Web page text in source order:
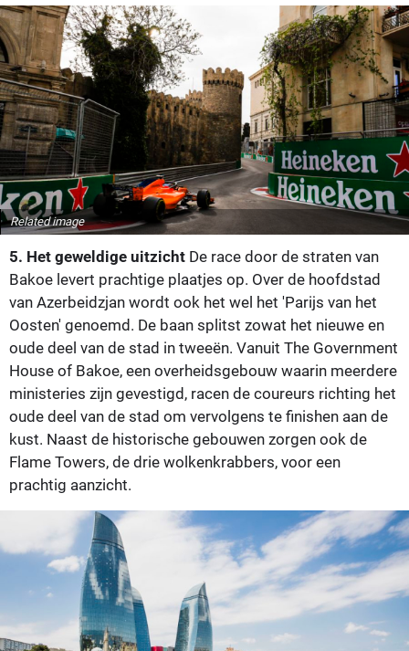
Related image
5. Het geweldige uitzicht De race door de straten van
Bakoe levert prachtige plaatjes op. Over de hoofdstad
van Azerbeidzjan wordt ook het wel het 'Parijs van het
Oosten' genoemd. De baan splitst zowat het nieuwe en
oude deel van de stad in tweeën. Vanuit The Government
House of Bakoe, een overheidsgebouw waarin meerdere
ministeries zijn gevestigd, racen de coureurs richting het
oude deel van de stad om vervolgens te finishen aan de
kust. Naast de historische gebouwen zorgen ook de
Flame Towers, de drie wolkenkrabbers, voor een
prachtig aanzicht.